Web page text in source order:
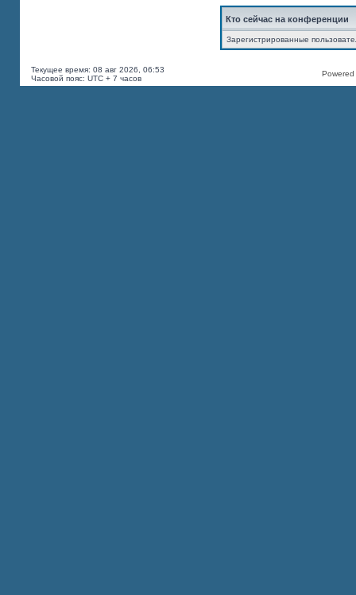
Кто сейчас на конференции
Зарегистрированные
Текущее время: 08 авг 2026, 06:53
Часовой пояс: UTC + 7 часов